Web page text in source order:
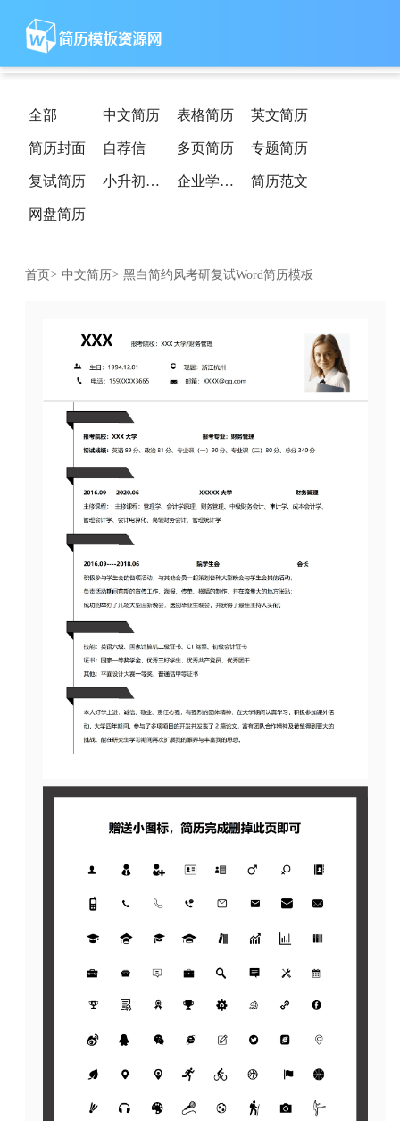
全部 中文简历 表格简历 英文简历
简历封面 自荐信 多页简历 专题简历
复试简历 小升初简历 企业学校简历 简历范文
网盘简历
首页 > 中文简历> 黑白简约风考研复试Word简历模板